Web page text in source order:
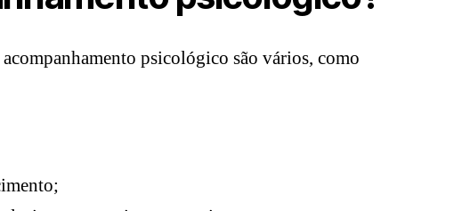
psicológico são vários, como